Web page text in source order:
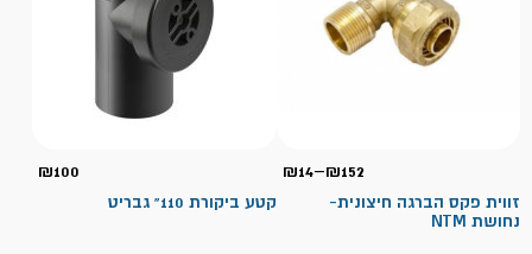
₪14–₪152
⁦₪14⁩
זווית פקס הברגה חיצונית-
נחושת NTM
₪100
קטע ביקורת 110" גבריט